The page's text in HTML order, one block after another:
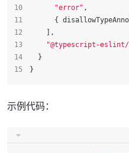
"error" ,
      {
    ],
"@typescript-
  }
}
示例代码：